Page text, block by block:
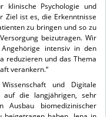
klinische Psychologie und
Ziel ist es, die Erkenntnisse
zu bringen und so zu
beizutragen. Wir
intensiv in den
reduzieren und das Thema
verankern.“
und Digitale
auf die langjährigen, sehr
biomedizinischer